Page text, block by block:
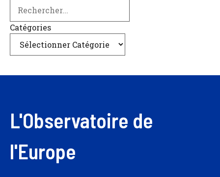
Catégories
L'Observatoire de
l'Europe